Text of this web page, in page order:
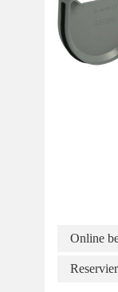
Online